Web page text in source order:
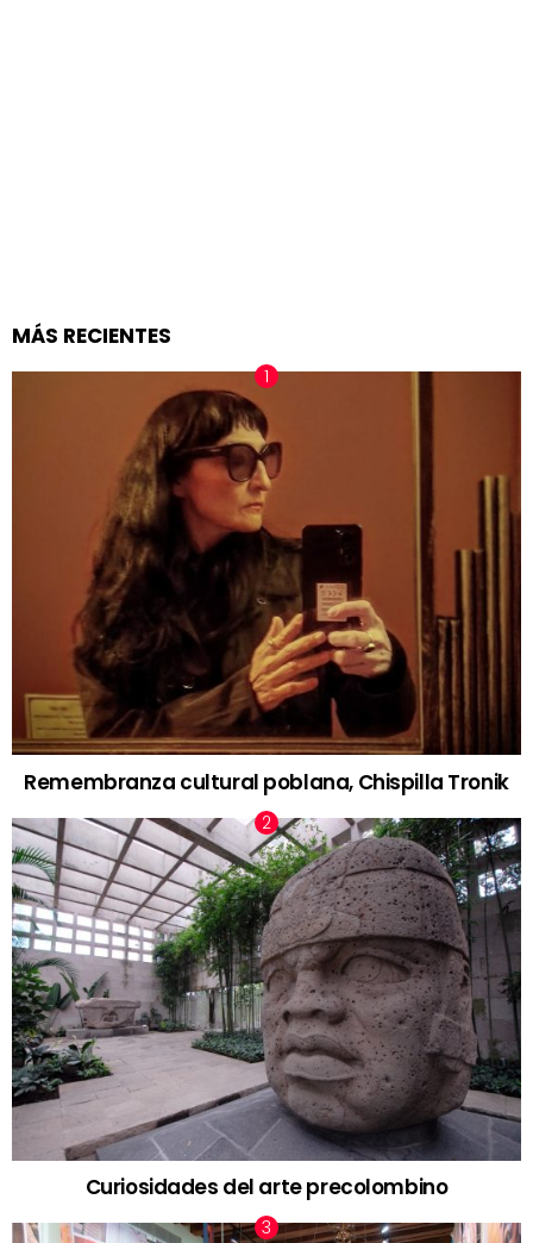
MÁS RECIENTES
Remembranza cultural poblana, Chispilla Tronik
Curiosidades del arte precolombino